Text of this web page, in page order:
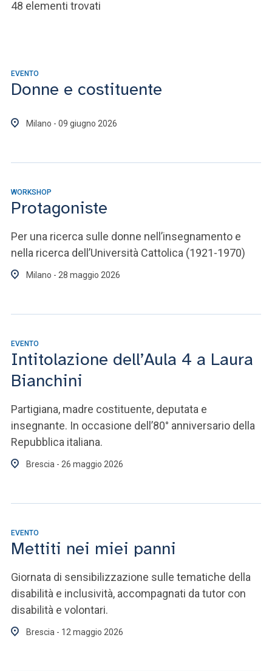
48 elementi trovati
EVENTO
Donne e costituente
Milano - 09 giugno 2026
WORKSHOP
Protagoniste
Per una ricerca sulle donne nell’insegnamento e
nella ricerca dell’Università Cattolica (1921-1970)
Milano - 28 maggio 2026
EVENTO
Intitolazione dell’Aula 4 a Laura
Bianchini
Partigiana, madre costituente, deputata e
insegnante. In occasione dell’80° anniversario della
Repubblica italiana.
Brescia - 26 maggio 2026
EVENTO
Mettiti nei miei panni
Giornata di sensibilizzazione sulle tematiche della
disabilità e inclusività, accompagnati da tutor con
disabilità e volontari.
Brescia - 12 maggio 2026